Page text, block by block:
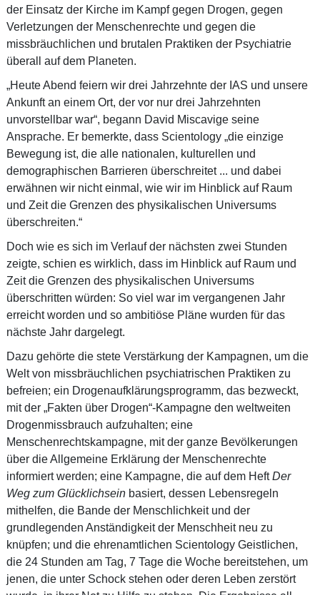
der Einsatz der Kirche im Kampf gegen Drogen, gegen
Verletzungen der Menschenrechte und gegen die
missbräuchlichen und brutalen Praktiken der Psychiatrie
überall auf dem Planeten.
„Heute Abend feiern wir drei Jahrzehnte der IAS und unsere
Ankunft an einem Ort, der vor nur drei Jahrzehnten
unvorstellbar war“, begann David Miscavige seine
Ansprache. Er bemerkte, dass Scientology „die einzige
Bewegung ist, die alle nationalen, kulturellen und
demographischen Barrieren überschreitet ... und dabei
erwähnen wir nicht einmal, wie wir im Hinblick auf Raum
und Zeit die Grenzen des physikalischen Universums
überschreiten.“
Doch wie es sich im Verlauf der nächsten zwei Stunden
zeigte, schien es wirklich, dass im Hinblick auf Raum und
Zeit die Grenzen des physikalischen Universums
überschritten würden: So viel war im vergangenen Jahr
erreicht worden und so ambitiöse Pläne wurden für das
nächste Jahr dargelegt.
Dazu gehörte die stete Verstärkung der Kampagnen, um die
Welt von missbräuchlichen psychiatrischen Praktiken zu
befreien; ein Drogenaufklärungsprogramm, das bezweckt,
mit der „Fakten über Drogen“-Kampagne den weltweiten
Drogenmissbrauch aufzuhalten; eine
Menschenrechtskampagne, mit der ganze Bevölkerungen
über die Allgemeine Erklärung der Menschenrechte
informiert werden; eine Kampagne, die auf dem HeftDer
Weg zum Glücklichsein basiert, dessen Lebensregeln
mithelfen, die Bande der Menschlichkeit und der
grundlegenden Anständigkeit der Menschheit neu zu
knüpfen; und die ehrenamtlichen Scientology Geistlichen,
die 24 Stunden am Tag, 7 Tage die Woche bereitstehen, um
jenen, die unter Schock stehen oder deren Leben zerstört